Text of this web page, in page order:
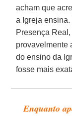
acham que
a Igreja ensina.
Presença
provavelmente
do ensino da
fosse mais
Enquanto